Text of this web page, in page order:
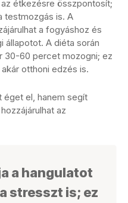
étkezésre összpontosít;
testmozgás is. A
a fogyáshoz és
állapotot. A diéta során
30-60 percet mozogni; ez
otthoni edzés is.
éget el, hanem segít
az
a hangulatot
stresszt is; ez